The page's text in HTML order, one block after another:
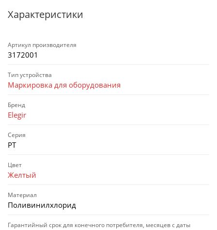
Характеристики
Артикул производителя
3172001
Тип устройства
Маркировка для оборудования
Бренд
Elegir
Серия
PT
Цвет
Желтый
Материал
Поливинилхлорид
Гарантийный срок для конечного потребителя, месяцев с даты